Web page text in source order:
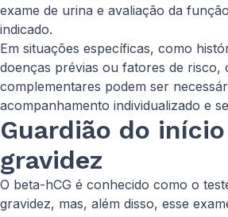
exame de urina e avaliação da
indicado.
Em situações específicas, como
doenças prévias ou fatores de risco,
complementares podem ser
acompanhamento individualizado e
Guardião do
gravidez
O beta-hCG é conhecido como o
gravidez, mas, além disso, esse